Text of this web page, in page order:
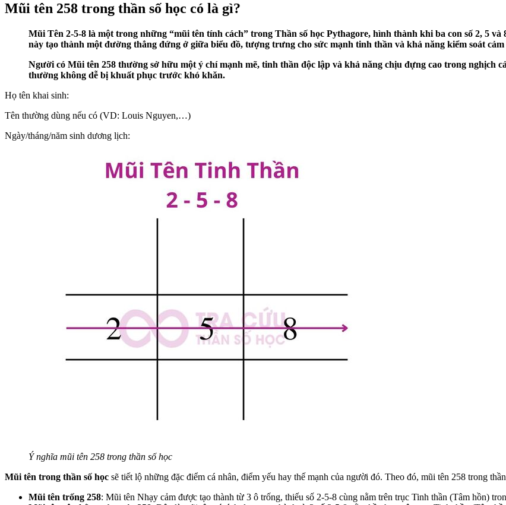
Mũi tên 258 trong thần số học có là gì?
Mũi Tên 2-5-8 là một trong những “mũi tên tính cách” trong Thần số học Pythagore, hình thành khi ba con số 2, 5
này tạo thành một đường thẳng đứng ở giữa biểu đồ, tượng trưng cho sức mạnh tinh thần và khả năng kiểm soát
Người có Mũi tên 258 thường sở hữu một ý chí mạnh mẽ, tinh thần độc lập và khả năng chịu đựng cao trong nghịch
thường không dễ bị khuất phục trước khó khăn.
Họ tên khai sinh:
Tên thường dùng nếu có (VD: Louis Nguyen,…)
Ngày/tháng/năm sinh dương lịch:
Ý nghĩa mũi tên 258 trong thần số học
Mũi tên trong thần số học sẽ tiết lộ những đặc điểm cá nhân, điểm yếu hay thế mạnh của người đó. Theo đó, mũi tên 258 trong
Mũi tên trống 258: Mũi tên Nhạy cảm được tạo thành từ 3 ô trống, thiếu số 2-5-8 cùng nằm trên trục Tinh thần (Tâm hồn)